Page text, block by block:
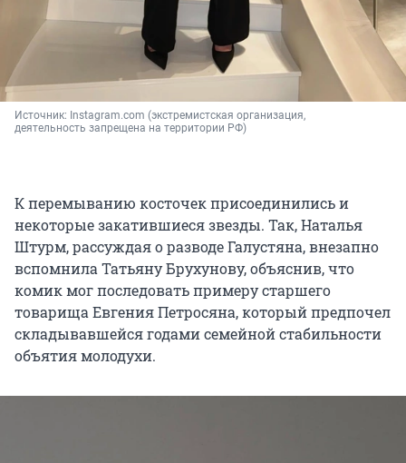
Источник: Instagram.com (экстремистская организация,
деятельность запрещена на территории РФ)
К перемыванию косточек присоединились и
некоторые закатившиеся звезды. Так, Наталья
Штурм, рассуждая о разводе Галустяна, внезапно
вспомнила Татьяну Брухунову, объяснив, что
комик мог последовать примеру старшего
товарища Евгения Петросяна, который предпочел
складывавшейся годами семейной стабильности
объятия молодухи.